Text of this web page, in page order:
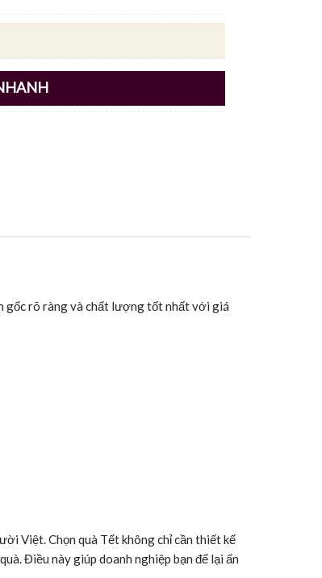
gốc rõ ràng và chất lượng tốt nhất với giá
Việt. Chọn quà Tết không chỉ cần thiết kế
Điều này giúp doanh nghiệp bạn để lại ấn